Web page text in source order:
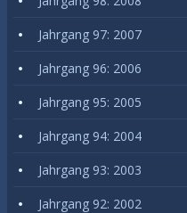
Jahrgang 97: 2007
Jahrgang 96: 2006
Jahrgang 95: 2005
Jahrgang 94: 2004
Jahrgang 93: 2003
Jahrgang 92: 2002